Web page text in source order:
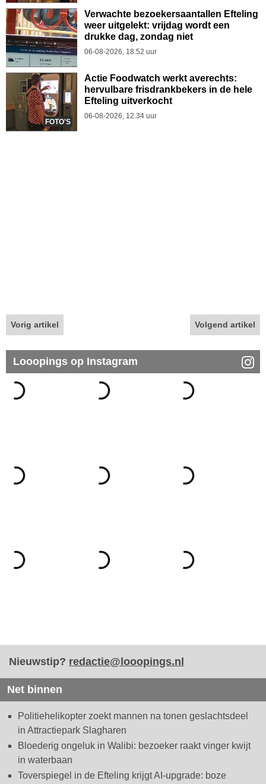
Verwachte bezoekersaantallen Efteling
weer uitgelekt: vrijdag wordt een
drukke dag, zondag niet
06-08-2026, 18.52 uur
FOTO'S
Actie Foodwatch werkt averechts:
hervulbare frisdrankbekers in de hele
Efteling uitverkocht
06-08-2026, 12.34 uur
Vorig artikel Volgend artikel
Looopings op Instagram
Nieuwstip? redactie@looopings.nl
Net binnen
Politiehelikopter zoekt mannen na tonen geslachtsdeel
in Attractiepark Slagharen
Bloederig ongeluk in Walibi: bezoeker raakt vinger kwijt
in waterbaan
Toverspiegel in de Efteling krijgt AI-upgrade: boze